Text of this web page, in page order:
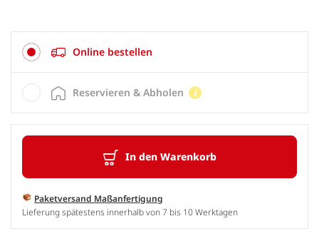
Online bestellen
In den Warenkorb
Paketversand Maßanfertigung
Lieferung spätestens innerhalb von 7 bis 10 Werktagen
Reservieren & Abholen